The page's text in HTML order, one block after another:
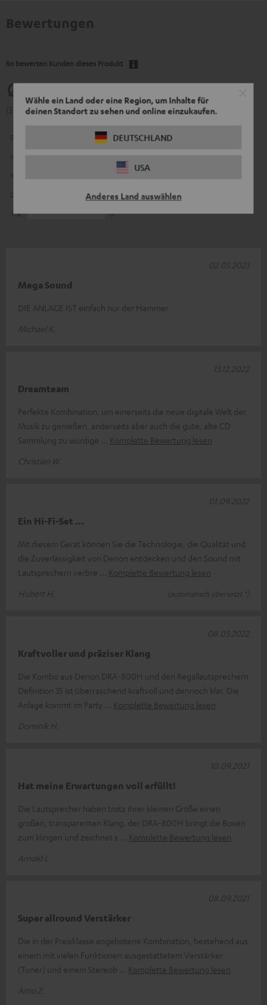
Wähle ein Land oder eine Region, um Inhalte für
deinen Standort zu sehen und online einzukaufen.
DEUTSCHLAND
USA
Anderes Land auswählen
So bewerten Kunden dieses Produkt
(5 von 5 bei 10 Bewertungen)
10
0
1
0
Mega Sound
DIE ANLAGE IST einfach nur der Hammer
Michael K.
02.05.2023
Dreamteam
Perfekte Kombination, um einerseits die neue digitale Welt der
Musik zu genießen, anderseits aber auch die gute, alte CD
Sammlung zu würdige
Komplette Bewertung lesen
Christian W.
13.12.2022
Ein Hi-Fi-Set ...
Mit diesem Gerät können Sie die Technologie, die Qualität und
die Zuverlässigkeit von Denon entdecken und den Sound mit
Lautsprechern verbre
Komplette Bewertung lesen
Hubert H.
(automatisch übersetzt *)
01.09.2022
Kraftvoller und präziser Klang
Die Kombo aus Denon DRA-800H und den Regallautsprechern
Definition 3S ist überraschend kraftvoll und dennoch klar. Die
Anlage kommt im Party
Komplette Bewertung lesen
Dominik H.
08.03.2022
Hat meine Erwartungen voll erfüllt!
Die Lautsprecher haben trotz ihrer kleinen Größe einen
großen, transparenten Klang. der DRA-800H bringt die Boxen
zum klingen und zeichnet s
Komplette Bewertung lesen
Arnold L.
10.09.2021
Super allround Verstärker
Die in der Preisklasse angebotene Kombination, bestehend aus
einem mit vielen Funktionen ausgestattetem Verstärker
(Tuner) und einem Stereob
Komplette Bewertung lesen
Arno Z.
08.09.2021